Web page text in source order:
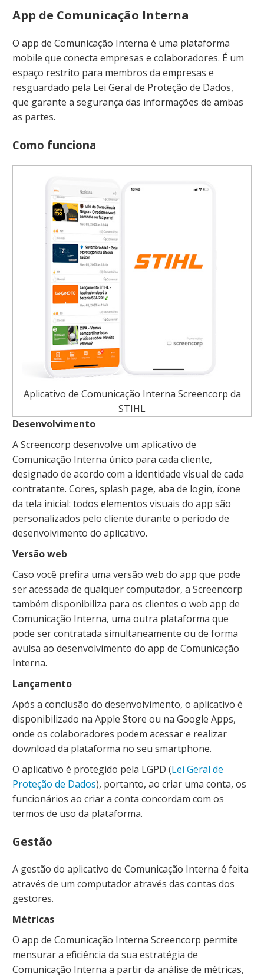
App de Comunicação Interna
O app de Comunicação Interna é uma plataforma
mobile que conecta empresas e colaboradores. É um
espaço restrito para membros da empresas e
resguardado pela Lei Geral de Proteção de Dados,
que garante a segurança das informações de ambas
as partes.
Como funciona
Aplicativo de Comunicação Interna Screencorp da
STIHL
Desenvolvimento
A Screencorp desenvolve um aplicativo de
Comunicação Interna único para cada cliente,
designado de acordo com a identidade visual de cada
contratante. Cores, splash page, aba de login, ícone
da tela inicial: todos elementos visuais do app são
personalizados pelo cliente durante o período de
desenvolvimento do aplicativo.
Versão web
Caso você prefira uma versão web do app que pode
ser acessada de qualquer computador, a Screencorp
também disponibiliza para os clientes o web app de
Comunicação Interna, uma outra plataforma que
pode ser contratada simultaneamente ou de forma
avulsa ao desenvolvimento do app de Comunicação
Interna.
Lançamento
Após a conclusão do desenvolvimento, o aplicativo é
disponibilizado na Apple Store ou na Google Apps,
onde os colaboradores podem acessar e realizar
download da plataforma no seu smartphone.
O aplicativo é protegido pela LGPD (Lei Geral de
Proteção de Dados), portanto, ao criar uma conta, os
funcionários ao criar a conta concordam com os
termos de uso da plataforma.
Gestão
A gestão do aplicativo de Comunicação Interna é feita
através de um computador através das contas dos
gestores.
Métricas
O app de Comunicação Interna Screencorp permite
mensurar a eficiência da sua estratégia de
Comunicação Interna a partir da análise de métricas,